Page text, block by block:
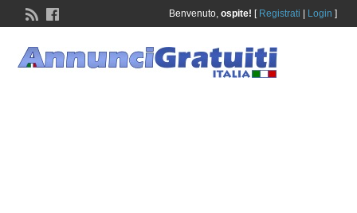
Benvenuto, ospite! [ Registrati Login ]